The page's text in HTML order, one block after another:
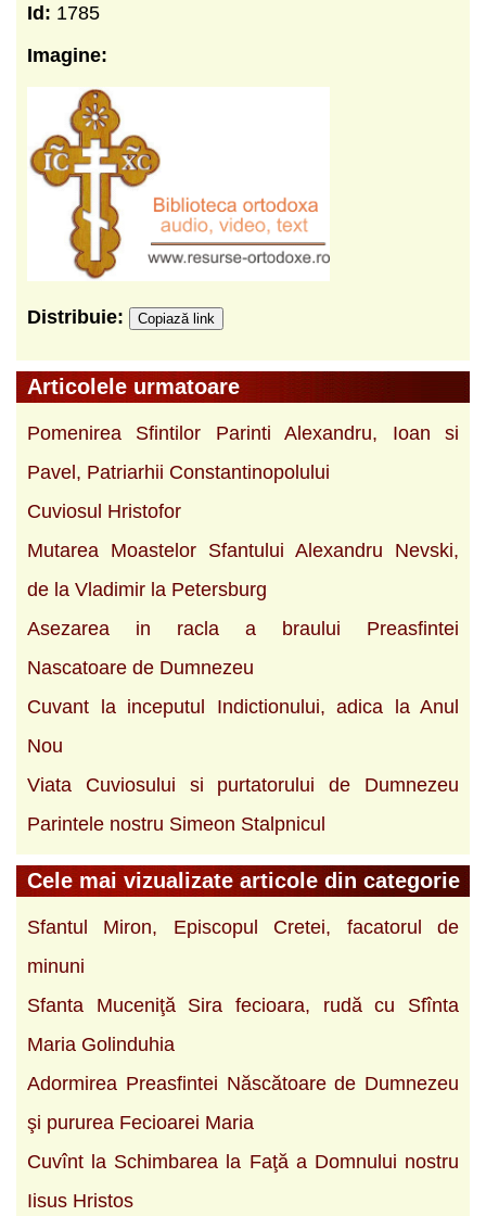
Id: 1785
Imagine:
Distribuie: Copiază link
Articolele urmatoare
Pomenirea Sfintilor Parinti Alexandru, Ioan si
Pavel, Patriarhii Constantinopolului
Cuviosul Hristofor
Mutarea Moastelor Sfantului Alexandru Nevski,
de la Vladimir la Petersburg
Asezarea in racla a braului Preasfintei
Nascatoare de Dumnezeu
Cuvant la inceputul Indictionului, adica la Anul
Nou
Viata Cuviosului si purtatorului de Dumnezeu
Parintele nostru Simeon Stalpnicul
Cele mai vizualizate articole din categorie
Sfantul Miron, Episcopul Cretei, facatorul de
minuni
Sfanta Muceniţă Sira fecioara, rudă cu Sfînta
Maria Golinduhia
Adormirea Preasfintei Născătoare de Dumnezeu
şi pururea Fecioarei Maria
Cuvînt la Schimbarea la Faţă a Domnului nostru
Iisus Hristos